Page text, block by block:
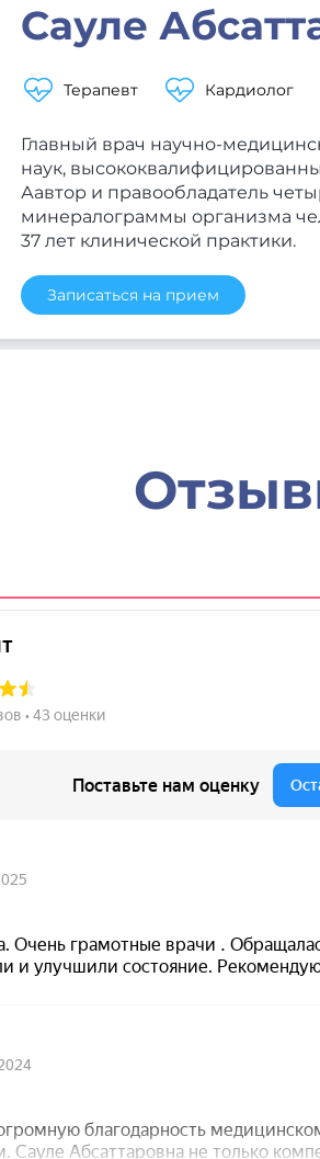
Сауле
Терапевт Кардиолог
Главный врач научно-
наук,
Аавтор и правообладатель
минералограммы организма
37 лет клинической практики.
Записаться на прием